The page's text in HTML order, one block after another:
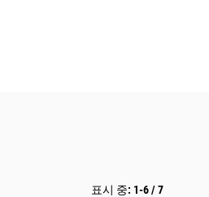
표시 중: 1-6 / 7